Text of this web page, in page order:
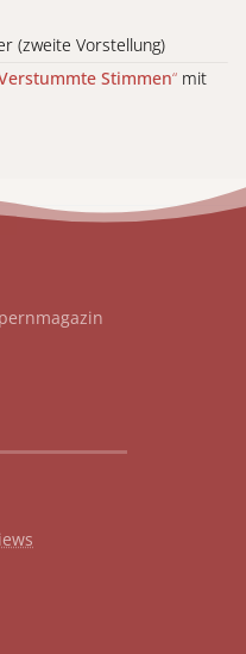
(zweite Vorstellung)
Stimmen“ mit